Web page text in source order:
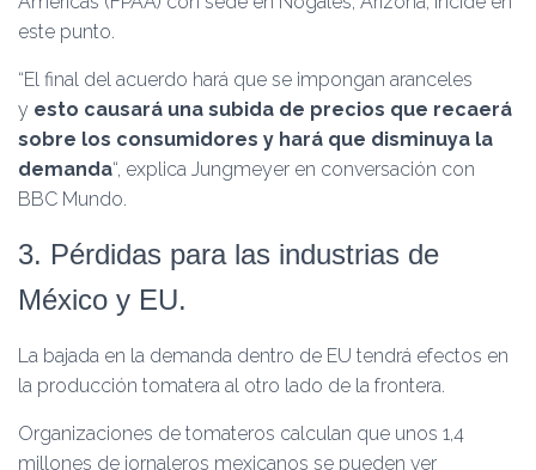
este punto.
“El final del acuerdo hará que se impongan aranceles
y esto causará una subida de precios que recaerá
sobre los consumidores y hará que disminuya la
demanda“, explica Jungmeyer en conversación con
BBC Mundo.
3. Pérdidas para las industrias de
México y EU.
La bajada en la demanda dentro de EU tendrá efectos en
la producción tomatera al otro lado de la frontera.
Organizaciones de tomateros calculan que unos 1,4
millones de jornaleros mexicanos se pueden ver